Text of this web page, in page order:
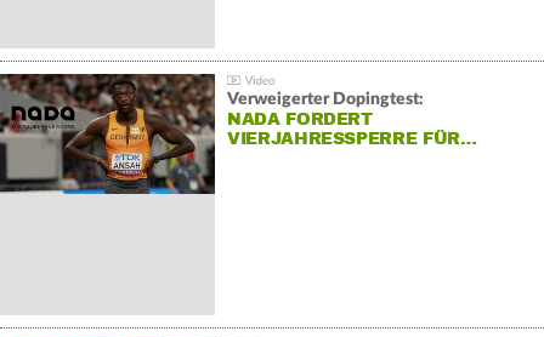
Verweigerter Dopingtest:
NADA FORDERT
VIERJAHRESSPERRE FÜR…